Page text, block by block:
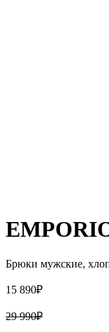
Брюки мужские,
15 890₽
29 990₽